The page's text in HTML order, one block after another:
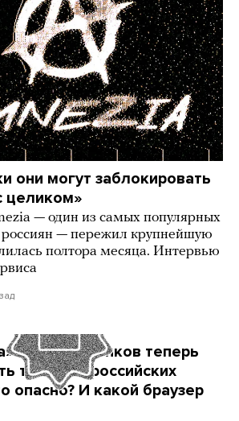
они могут заблокировать
целиком»
— один из самых популярных
россиян — пережил крупнейшую
полтора месяца. Интервью
и других банков теперь
только в российских
опасно? И какой браузер